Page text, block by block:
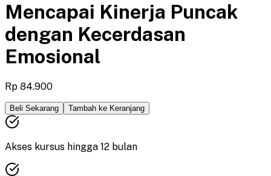
Mencapai Kinerja Puncak
dengan Kecerdasan
Emosional
Rp 84.900
Beli Sekarang Tambah ke Keranjang
Akses kursus hingga 12 bulan